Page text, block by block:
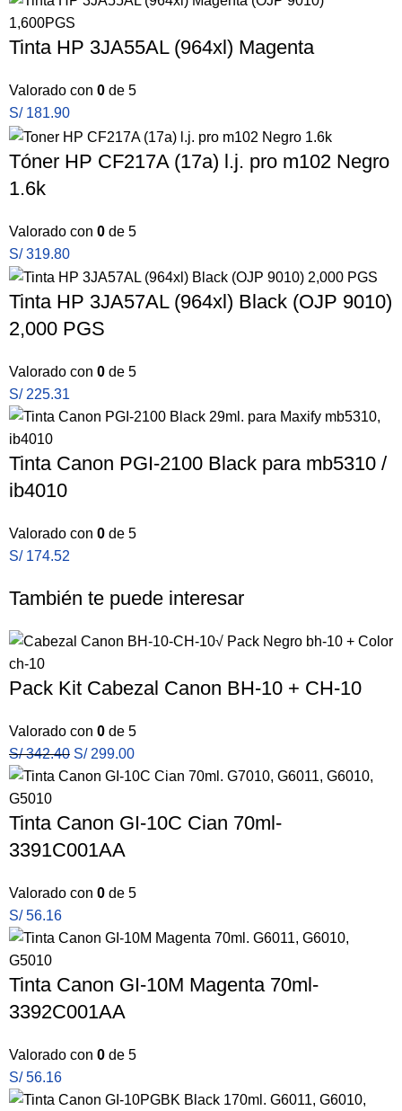
Tinta HP 3JA55AL (964xl) Magenta
Valorado con 0 de 5
S/181.90
Tóner HP CF217A (17a) l.j. pro m102 Negro
1.6k
Valorado con 0 de 5
S/319.80
Tinta HP 3JA57AL (964xl) Black (OJP 9010)
2,000 PGS
Valorado con 0 de 5
S/225.31
Tinta Canon PGI-2100 Black para mb5310 /
ib4010
Valorado con 0 de 5
S/174.52
También te puede interesar
Pack Kit Cabezal Canon BH-10 + CH-10
Valorado con 0 de 5
S/342.40 S/299.00
Tinta Canon GI-10C Cian 70ml-
3391C001AA
Valorado con 0 de 5
S/56.16
Tinta Canon GI-10M Magenta 70ml-
3392C001AA
Valorado con 0 de 5
S/56.16